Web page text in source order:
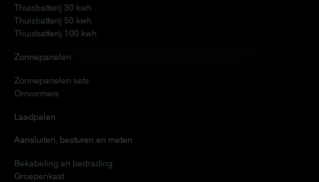
Thuisbatterij 30 kwh
Thuisbatterij 50 kwh
Thuisbatterij 100 kwh
Zonnepanelen
Zonnepanelen sets
Omvormers
Laadpalen
Aansluiten, besturen en meten
Bekabeling en bedrading
Groepenkast